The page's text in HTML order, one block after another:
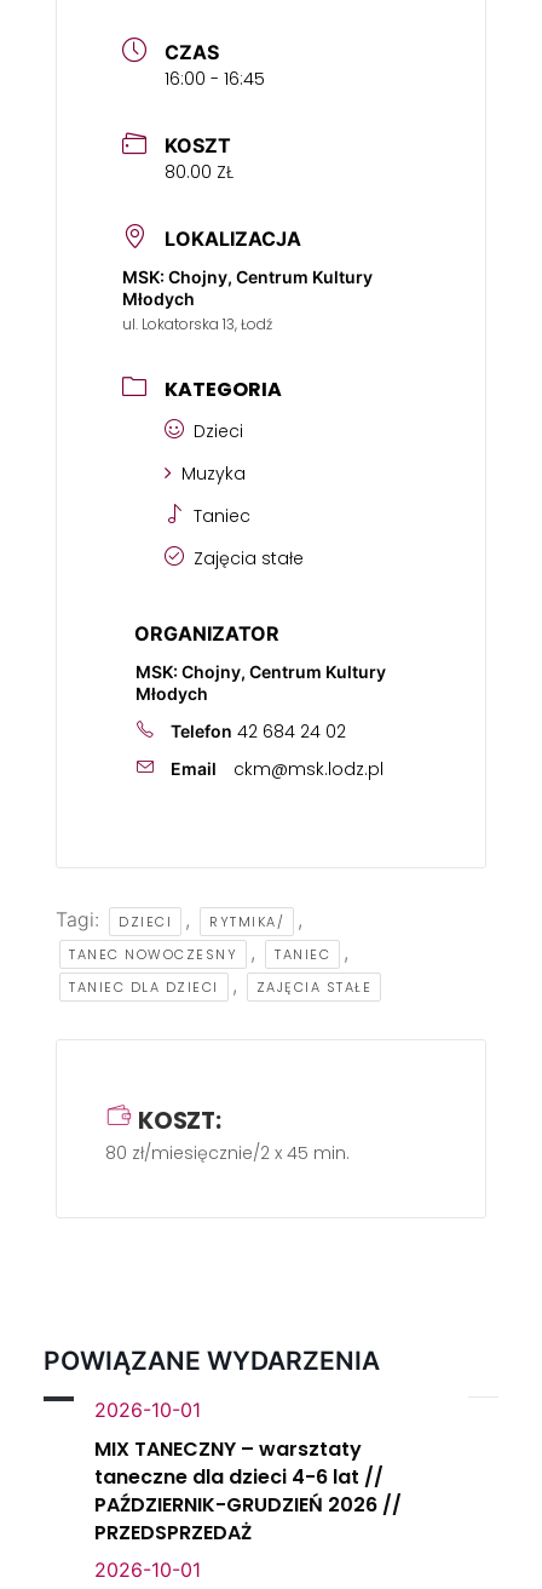
CZAS
16:00 - 16:45
KOSZT
80.00 ZŁ
LOKALIZACJA
MSK: Chojny, Centrum Kultury
Młodych
ul. Lokatorska 13, Łodź
KATEGORIA
Dzieci
Muzyka
Taniec
Zajęcia stałe
ORGANIZATOR
MSK: Chojny, Centrum Kultury
Młodych
Telefon 42 684 24 02
Email ckm@msk.lodz.pl
Tagi: DZIECI , RYTMIKA/ ,
TANEC NOWOCZESNY , TANIEC ,
TANIEC DLA DZIECI , ZAJĘCIA STAŁE
KOSZT:
80 zł/miesięcznie/2 x 45 min.
POWIĄZANE WYDARZENIA
2026-10-01
MIX TANECZNY – warsztaty
taneczne dla dzieci 4-6 lat //
PAŹDZIERNIK-GRUDZIEŃ 2026 //
PRZEDSPRZEDAŻ
2026-10-01